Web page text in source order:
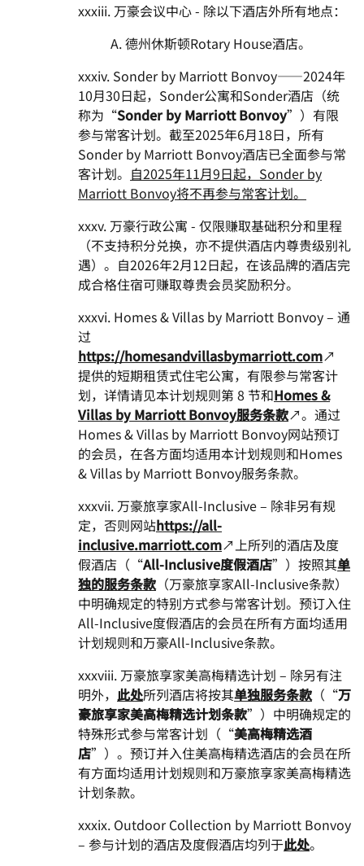
xxxiii. 万豪会议中心 - 除以下酒店外所有地点：
A. 德州休斯顿Rotary House酒店。
xxxiv. Sonder by Marriott Bonvoy——2024年
10月30日起，Sonder公寓和Sonder酒店（统
称为“Sonder by Marriott Bonvoy”）有限
参与常客计划。截至2025年6月18日，所有
Sonder by Marriott Bonvoy酒店已全面参与常
客计划。 自2025年11月9日起，Sonder by
Marriott Bonvoy将不再参与常客计划。
xxxv. 万豪行政公寓 - 仅限赚取基础积分和里程
（不支持积分兑换，亦不提供酒店内尊贵级别礼
遇）。自2026年2月12日起，在该品牌的酒店完
成合格住宿可赚取尊贵会员奖励积分。
xxxvi. Homes & Villas by Marriott Bonvoy – 通
过
https://homesandvillasbymarriott.com↗
提供的短期租赁式住宅公寓，有限参与常客计
划，详情请见本计划规则第 8 节和Homes &
Villas by Marriott Bonvoy服务条款↗。通过
Homes & Villas by Marriott Bonvoy网站预订
的会员，在各方面均适用本计划规则和Homes
& Villas by Marriott Bonvoy服务条款。
xxxvii. 万豪旅享家All-Inclusive – 除非另有规
定，否则网站https://all-
inclusive.marriott.com↗上所列的酒店及度
假酒店（“All-Inclusive度假酒店”）按照其单
独的服务条款（万豪旅享家All-Inclusive条款）
中明确规定的特别方式参与常客计划。预订入住
All-Inclusive度假酒店的会员在所有方面均适用
计划规则和万豪All-Inclusive条款。
xxxviii. 万豪旅享家美高梅精选计划 – 除另有注
明外， 此处所列酒店将按其单独服务条款（“万
豪旅享家美高梅精选计划条款”）中明确规定的
特殊形式参与常客计划（“美高梅精选酒
店”）。预订并入住美高梅精选酒店的会员在所
有方面均适用计划规则和万豪旅享家美高梅精选
计划条款。
xxxix. Outdoor Collection by Marriott Bonvoy
– 参与计划的酒店及度假酒店均列于此处。